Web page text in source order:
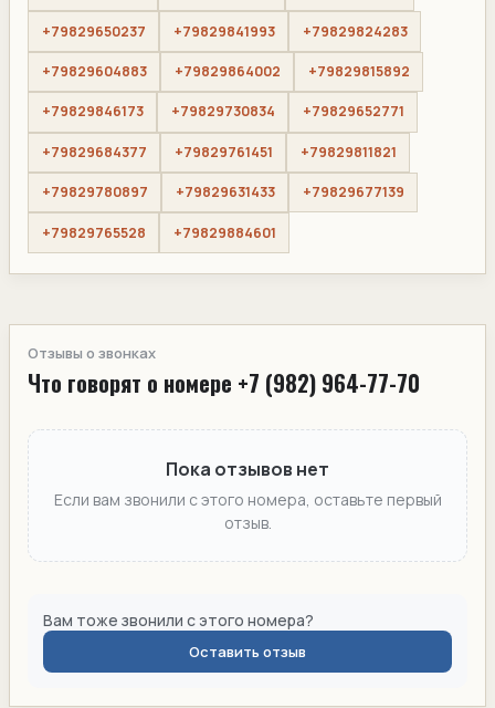
+79829650237 +79829841993 +79829824283
+79829604883 +79829864002 +79829815892
+79829846173 +79829730834 +79829652771
+79829684377 +79829761451 +79829811821
+79829780897 +79829631433 +79829677139
+79829765528 +79829884601
Отзывы о звонках
Что говорят о номере +7 (982) 964-77-70
Пока отзывов нет
Если вам звонили с этого номера, оставьте первый
отзыв.
Вам тоже звонили с этого номера?
Оставить отзыв